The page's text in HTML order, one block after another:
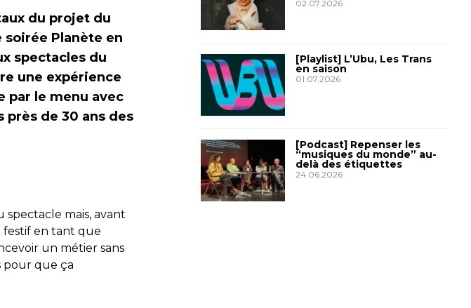
du projet du
Planète en
spectacles du
une expérience
par le menu avec
près de 30 ans des
mais, avant
festif en tant que
un métier sans
pour que ça
02.07.2026
[Playlist] L’Ubu, Les Trans
en saison
01.07.2026
[Podcast] Repenser les
“musiques du monde” au-
delà des étiquettes
24.06.2026